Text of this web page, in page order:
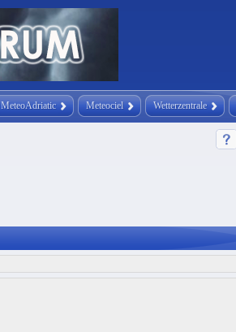
MeteoAdriatic Meteociel Wetterzentrale